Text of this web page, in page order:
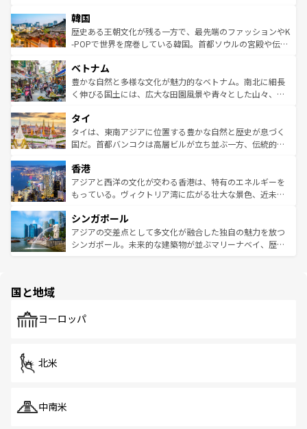
はコンテンツ一覧
いる。アクティビティも充実しており、サーフィンやダイ
ビング、ハイキングなど、アウトドア好きにはたまらな
い。オーストラリアの多彩な魅力を存分に味わいつくそ
参照してほしい。
ン）、静ひつな山岳地帯である台湾東部など、都市の喧騒
と山間の静けさが共存しており、訪れる人に新しい発見と
驚きをもたらしてくれる。また、奥深い台湾の食文化も魅
容にもいいと評判のスイーツなど、バラエティ豊かな料理
が味わえる。 なお、新着の台湾情報は コンテンツ一覧を参
照してほしい。
韓国
歴史ある王朝文化が残る一方で、最先端のファッションやK
-POPで世界を席巻している韓国。首都ソウルの宮殿や伝統
き、地方に足を延ばせば四季折々の自然美を楽しむことが
できる。そして、キムチや焼肉、絶品のストリートフード
まで、さまざまな韓国料理が待っている。夜には、韓国な
リティに包まれながら、韓国の多彩な魅力を心ゆくまで味
わってみてほしい。 なお、新着の韓国情報はコンテンツ一
覧を参照してほしい。
ベトナム
豊かな自然と多様な文化が魅力的なベトナム。南北に細長
く伸びる国土には、広大な田園風景や青々とした山々、世
急速な発展と共に伝統が息づく。ハノイの古い町並みやホ
ーチミン市のフランス統治時代の建物も、独特の雰囲気を
醸し出している。また、バラエティの豊かさとおいしさで
とつ。フォーやバインミー、ベトナムコーヒーなどは、ぜ
ひ現地で味わいたい。どの地域を訪れてもあたたかい人々
が旅行者を迎えてくれるので、きっと忘れられない旅にな
参照してほしい。
タイ
タイは、東南アジアに位置する豊かな自然と歴史が息づく
国だ。首都バンコクは高層ビルが立ち並ぶ一方、伝統的な
の活気が交差している。北部ではチェンマイなどの山岳地
帯で自然と触れ合い、南部ではプーケットやクラビの美し
いビーチでリゾート気分を楽しむことができる。タイ料理
激する。気候は一年中温暖で、どの季節にも異なる楽しみ
が待っている。親しみやすいタイの人々、仏教を中心とし
た文化、そして多様な観光資源が、訪れる旅人を魅了し続
香港
アジアと西洋の文化が交わる香港は、特有のエネルギーを
もっている。ヴィクトリア湾に広がる壮大な景色、近未来
み、どこを訪れても感動するはず。観光スポットが密集し
ており、効率よく見どころを回れるのも魅力。息をのむよ
うな絶景から文化的な体験まで、香港を存分に楽しみ尽く
シンガポール
アジアの交差点として多文化が融合した独自の魅力を放つ
シンガポール。未来的な建築物が並ぶマリーナベイ、歴史
で、ホーカーズは地元の風情を楽しめる外せないスポット
国と地域
ヨーロッパ
北米
中南米